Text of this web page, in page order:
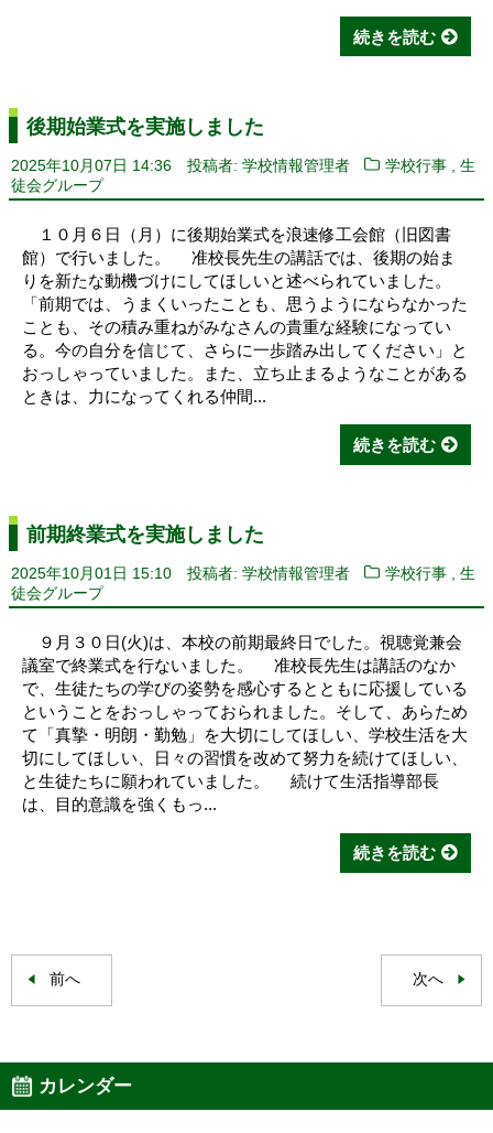
続きを読む
後期始業式を実施しました
2025年10月07日 14:36 投稿者: 学校情報管理者 学校行事 ,生
徒会グループ
１０月６日（月）に後期始業式を浪速修工会館（旧図書
館）で行いました。 准校長先生の講話では、後期の始ま
りを新たな動機づけにしてほしいと述べられていました。
「前期では、うまくいったことも、思うようにならなかった
ことも、その積み重ねがみなさんの貴重な経験になってい
る。今の自分を信じて、さらに一歩踏み出してください」と
おっしゃっていました。また、立ち止まるようなことがある
ときは、力になってくれる仲間...
続きを読む
前期終業式を実施しました
2025年10月01日 15:10 投稿者: 学校情報管理者 学校行事 ,生
徒会グループ
９月３０日(火)は、本校の前期最終日でした。視聴覚兼会
議室で終業式を行ないました。 准校長先生は講話のなか
で、生徒たちの学びの姿勢を感心するとともに応援している
ということをおっしゃっておられました。そして、あらため
て「真摯・明朗・勤勉」を大切にしてほしい、学校生活を大
切にしてほしい、日々の習慣を改めて努力を続けてほしい、
と生徒たちに願われていました。 続けて生活指導部長
は、目的意識を強くもっ...
続きを読む
前へ 次へ
カレンダー